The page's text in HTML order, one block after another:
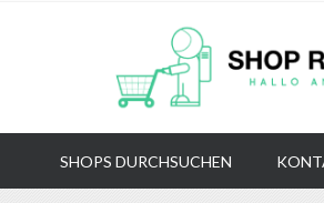
SHOPS DURCHSUCHEN